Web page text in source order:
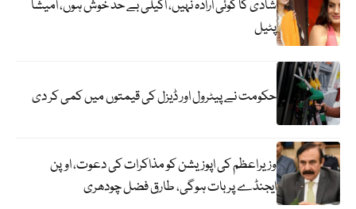
شادی کا کوئی ارادہ نہیں، اکیلی بے حد خوش ہوں، امیشا
پٹیل
حکومت نے پیٹرول اور ڈیزل کی قیمتوں میں کمی کر دی
وزیراعظم کی اپوزیشن کو مذاکرات کی دعوت، اوپن
ایجنڈے پر بات ہوگی، طارق فضل چودھری